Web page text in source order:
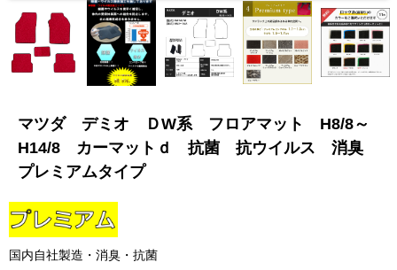
マツダ デミオ ＤW系 フロアマット H8/8～
H14/8 カーマットｄ 抗菌 抗ウイルス 消臭
プレミアムタイプ
国内自社製造・消臭・抗菌